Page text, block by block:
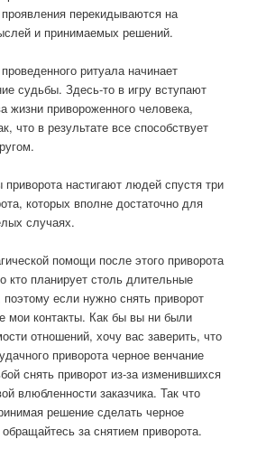
перекидываются на
и принимаемых решений.
ритуала начинает
судьбы. Здесь-то в игру вступают
жизни привороженного человека,
что в результате все способствует
приворота настигают людей спустя три
которых вполне достаточно для
случаях.
помощи после этого приворота
планирует столь длительные
если нужно снять приворот
мои контакты. Как бы вы ни были
отношений, хочу вас заверить, что
приворота черное венчание
снять приворот из-за изменившихся
влюбленности заказчика. Так что
решение сделать черное
за снятием приворота.